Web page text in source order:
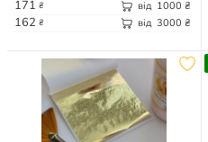
171 ₴ від 1000 ₴
162 ₴ від 3000 ₴